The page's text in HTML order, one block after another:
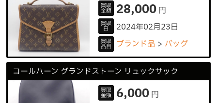
買取
金額 28,000円
買取
日 2024年02月23日
買取
品目 ブランド品 バッグ
コールハーン グランドストーン リュックサック
買取
金額 6,000円